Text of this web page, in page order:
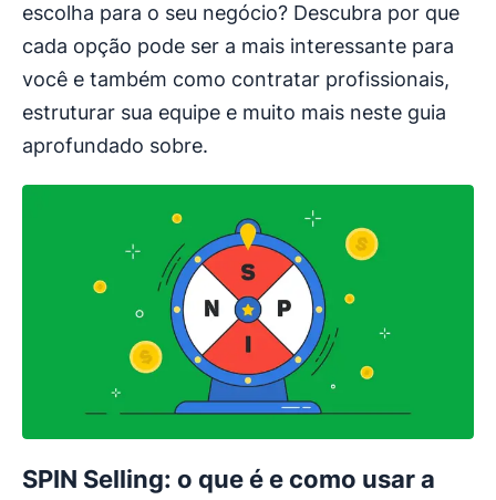
escolha para o seu negócio? Descubra por que
cada opção pode ser a mais interessante para
você e também como contratar profissionais,
estruturar sua equipe e muito mais neste guia
aprofundado sobre.
SPIN Selling: o que é e como usar a